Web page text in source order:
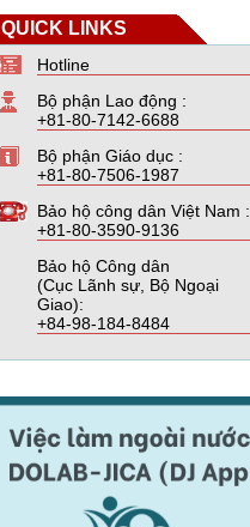
QUICK LINKS
Hotline
Bộ phận Lao động :
+81-80-7142-6688
Bộ phận Giáo dục :
+81-80-7506-1987
Bảo hộ công dân Việt Nam :
+81-80-3590-9136
Bảo hộ Công dân
(Cục Lãnh sự, Bộ Ngoại
Giao):
+84-98-184-8484